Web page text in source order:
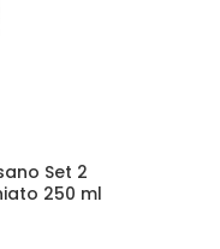
Set 2
250 ml